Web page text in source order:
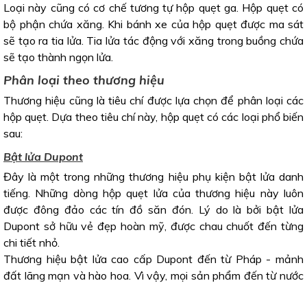
Loại này cũng có cơ chế tương tự hộp quẹt ga. Hộp quẹt có
bộ phận chứa xăng. Khi bánh xe của hộp quẹt được ma sát
sẽ tạo ra tia lửa. Tia lửa tác động với xăng trong buồng chứa
sẽ tạo thành ngọn lửa.
Phân loại theo thương hiệu
Thương hiệu cũng là tiêu chí được lựa chọn để phân loại các
hộp quẹt. Dựa theo tiêu chí này, hộp quẹt có các loại phổ biến
sau:
Bật lửa Dupont
Đây là một trong những thương hiệu phụ kiện bật lửa danh
tiếng. Những dòng hộp quẹt lửa của thương hiệu này luôn
được đông đảo các tín đồ săn đón. Lý do là bởi bật lửa
Dupont sở hữu vẻ đẹp hoàn mỹ, được chau chuốt đến từng
chi tiết nhỏ.
Thương hiệu bật lửa cao cấp Dupont đến từ Pháp - mảnh
đất lãng mạn và hào hoa. Vì vậy, mọi sản phẩm đến từ nước